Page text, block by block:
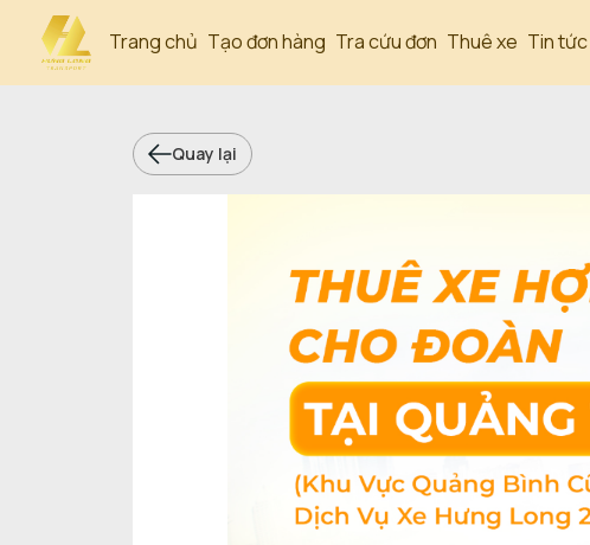
Trang chủ Tạo đơn hàng Tra cứu đơn Thuê xe Tin tức
Quay lại